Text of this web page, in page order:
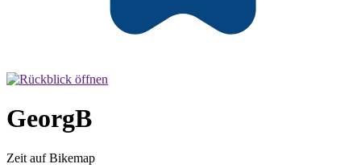
GeorgB
Zeit auf Bikemap